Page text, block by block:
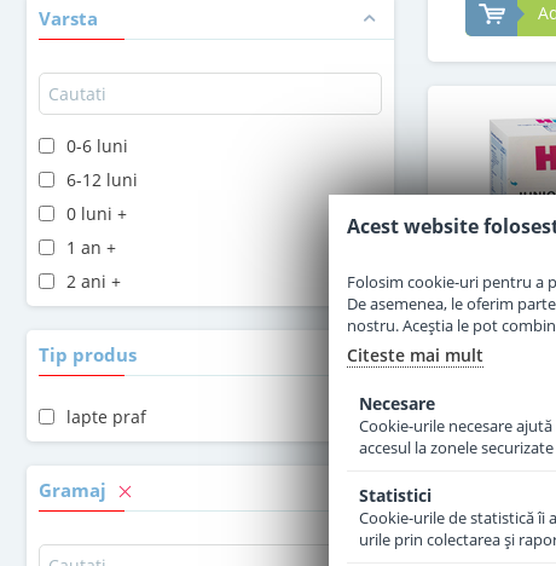
Varsta
0-6 luni
6-12 luni
0 luni +
1 an +
2 ani +
Tip produs
lapte praf
Gramaj
Lapte praf
Organic
in
Acest website
Folosim cookie-uri pentru a
De asemenea, le oferim
nostru. Aceștia le pot
Citeste mai mult
Necesare
Cookie-urile necesare
accesul la zonele
Statistici
Cookie-urile de statistică îi
urile prin colectarea şi